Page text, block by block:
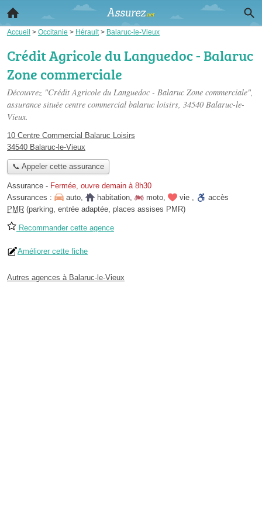
Accueil > Occitanie > Hérault > Balaruc-le-Vieux
Crédit Agricole du Languedoc - Balaruc
Zone commerciale
Découvrez "Crédit Agricole du Languedoc - Balaruc Zone commerciale",
assurance située centre commercial balaruc loisirs, 34540 Balaruc-le-
Vieux.
10 Centre Commercial Balaruc Loisirs
34540 Balaruc-le-Vieux
📞 Appeler cette assurance
Assurance - Fermée, ouvre demain à 8h30
Assurances :
auto, habitation, moto, vie ,
accès
PMR (parking, entrée adaptée, places assises PMR)
Recommander cette agence
Améliorer cette fiche
Autres agences à Balaruc-le-Vieux